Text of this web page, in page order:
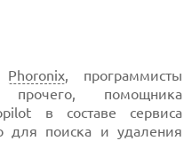
Phoronix, программисты
помощника
в составе сервиса
поиска и удаления